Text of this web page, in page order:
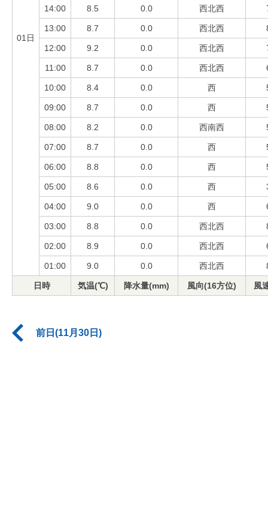
01日
14:00 8.5 0.0 西北西
13:00 8.7 0.0 西北西
12:00 9.2 0.0 西北西
11:00 8.7 0.0 西北西
10:00 8.4 0.0 西
09:00 8.7 0.0 西
08:00 8.2 0.0 西南西
07:00 8.7 0.0 西
06:00 8.8 0.0 西
05:00 8.6 0.0 西
04:00 9.0 0.0 西
03:00 8.8 0.0 西北西
02:00 8.9 0.0 西北西
01:00 9.0 0.0 西北西
日時 気温(℃) 降水量(mm) 風向(16方位) 風
前日(11月30日)